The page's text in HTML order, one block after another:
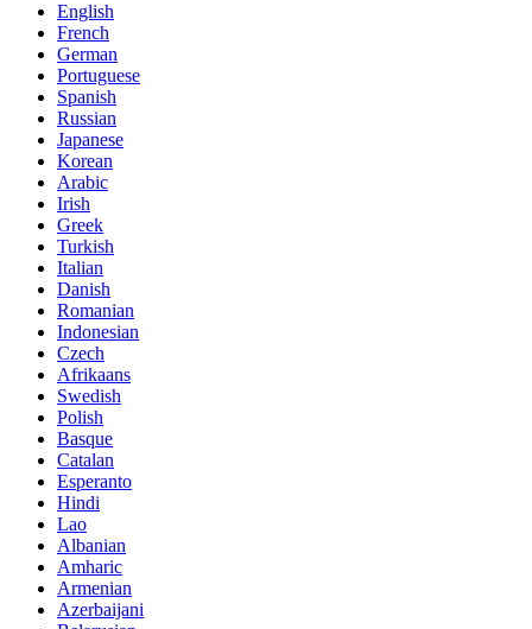
English
French
German
Portuguese
Spanish
Russian
Japanese
Korean
Arabic
Irish
Greek
Turkish
Italian
Danish
Romanian
Indonesian
Czech
Afrikaans
Swedish
Polish
Basque
Catalan
Esperanto
Hindi
Lao
Albanian
Amharic
Armenian
Azerbaijani